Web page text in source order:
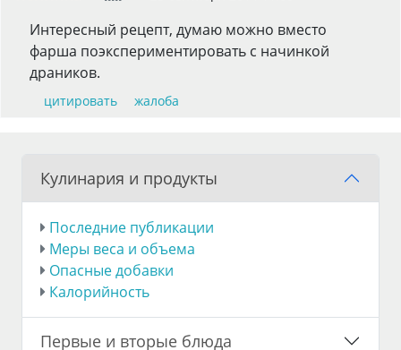
Интересный рецепт, думаю можно вместо
фарша поэкспериментировать с начинкой
драников.
цитировать жалоба
Кулинария и продукты
Последние публикации
Меры веса и объема
Опасные добавки
Калорийность
Первые и вторые блюда